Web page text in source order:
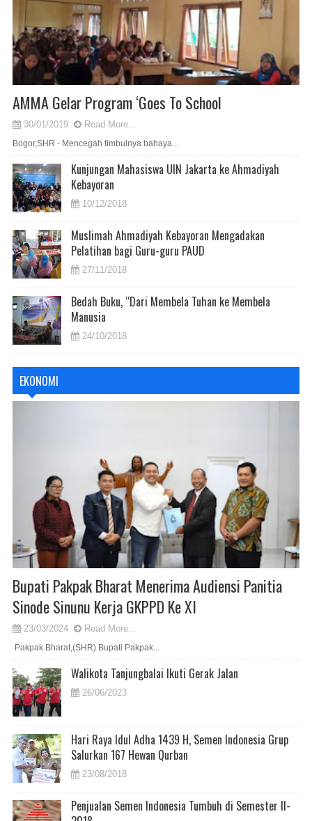
AMMA Gelar Program ‘Goes To School
30/01/2019 Read More...
Bogor,SHR - Mencegah timbulnya bahaya...
Kunjungan Mahasiswa UIN Jakarta ke Ahmadiyah
Kebayoran
10/12/2018
Muslimah Ahmadiyah Kebayoran Mengadakan
Pelatihan bagi Guru-guru PAUD
27/11/2018
Bedah Buku, “Dari Membela Tuhan ke Membela
Manusia
24/10/2018
EKONOMI
Bupati Pakpak Bharat Menerima Audiensi Panitia
Sinode Sinunu Kerja GKPPD Ke XI
23/03/2024 Read More...
Pakpak Bharat,(SHR) Bupati Pakpak...
Walikota Tanjungbalai Ikuti Gerak Jalan
26/06/2023
Hari Raya Idul Adha 1439 H, Semen Indonesia Grup
Salurkan 167 Hewan Qurban
23/08/2018
Penjualan Semen Indonesia Tumbuh di Semester II-